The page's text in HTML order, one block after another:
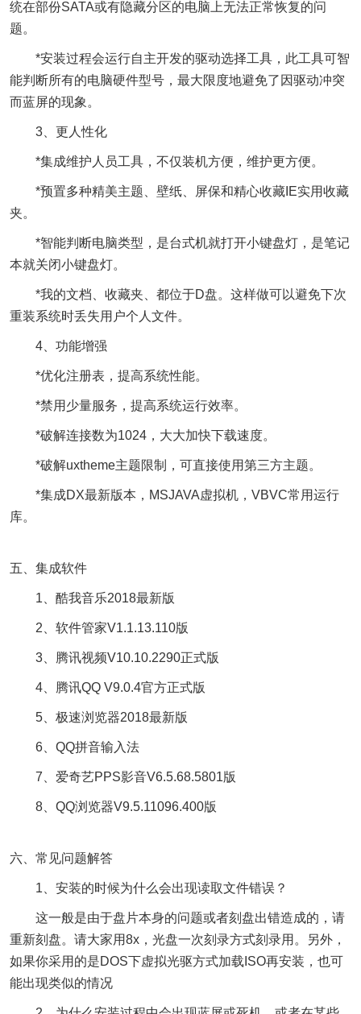
统在部份SATA或有隐藏分区的电脑上无法正常恢复的问
题。
*安装过程会运行自主开发的驱动选择工具，此工具可智
能判断所有的电脑硬件型号，最大限度地避免了因驱动冲突
而蓝屏的现象。
3、更人性化
*集成维护人员工具，不仅装机方便，维护更方便。
*预置多种精美主题、壁纸、屏保和精心收藏IE实用收藏
夹。
*智能判断电脑类型，是台式机就打开小键盘灯，是笔记
本就关闭小键盘灯。
*我的文档、收藏夹、都位于D盘。这样做可以避免下次
重装系统时丢失用户个人文件。
4、功能增强
*优化注册表，提高系统性能。
*禁用少量服务，提高系统运行效率。
*破解连接数为1024，大大加快下载速度。
*破解uxtheme主题限制，可直接使用第三方主题。
*集成DX最新版本，MSJAVA虚拟机，VBVC常用运行
库。
五、集成软件
1、酷我音乐2018最新版
2、软件管家V1.1.13.110版
3、腾讯视频V10.10.2290正式版
4、腾讯QQ V9.0.4官方正式版
5、极速浏览器2018最新版
6、QQ拼音输入法
7、爱奇艺PPS影音V6.5.68.5801版
8、QQ浏览器V9.5.11096.400版
六、常见问题解答
1、安装的时候为什么会出现读取文件错误？
这一般是由于盘片本身的问题或者刻盘出错造成的，请
重新刻盘。请大家用8x，光盘一次刻录方式刻录用。另外，
如果你采用的是DOS下虚拟光驱方式加载ISO再安装，也可
能出现类似的情况